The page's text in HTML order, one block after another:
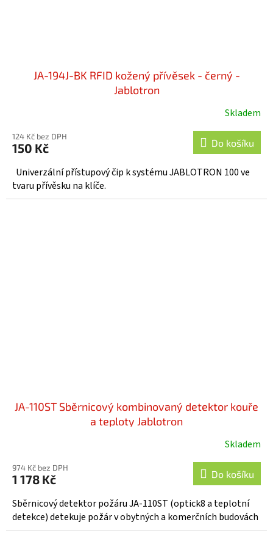
JA-194J-BK RFID kožený přívěsek - černý -
Jablotron
Skladem
124 Kč bez DPH
150 Kč Do košíku
Univerzální přístupový čip k systému JABLOTRON 100 ve
tvaru přívěsku na klíče.
JA-110ST Sběrnicový kombinovaný detektor kouře
a teploty Jablotron
produktu
je
4,0
z
5
Skladem
974 Kč bez DPH
1 178 Kč Do košíku
Sběrnicový detektor požáru JA-110ST (optick8 a teplotní
detekce) detekuje požár v obytných a komerčních budovách